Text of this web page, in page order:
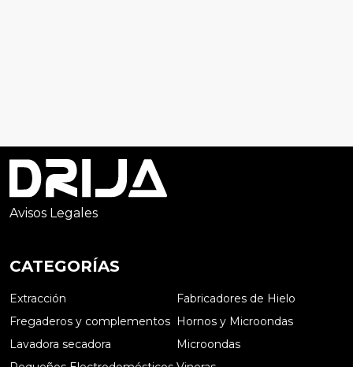
Avisos Legales
CATEGORÍAS
Extracción
Fabricadores de Hielo
Fregaderos y complementos Hornos y Microondas
Lavadora secadora
Microondas